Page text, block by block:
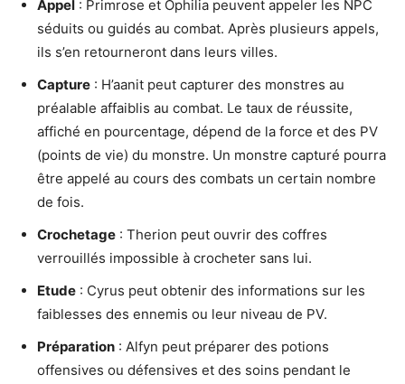
Appel : Primrose et Ophilia peuvent appeler les NPC
séduits ou guidés au combat. Après plusieurs appels,
ils s’en retourneront dans leurs villes.
Capture : H’aanit peut capturer des monstres au
préalable affaiblis au combat. Le taux de réussite,
affiché en pourcentage, dépend de la force et des PV
(points de vie) du monstre. Un monstre capturé pourra
être appelé au cours des combats un certain nombre
de fois.
Crochetage : Therion peut ouvrir des coffres
verrouillés impossible à crocheter sans lui.
Etude : Cyrus peut obtenir des informations sur les
faiblesses des ennemis ou leur niveau de PV.
Préparation : Alfyn peut préparer des potions
offensives ou défensives et des soins pendant le